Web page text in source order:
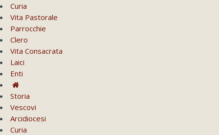
Curia
Vita Pastorale
Parrocchie
Clero
Vita Consacrata
Laici
Enti
Storia
Vescovi
Arcidiocesi
Curia